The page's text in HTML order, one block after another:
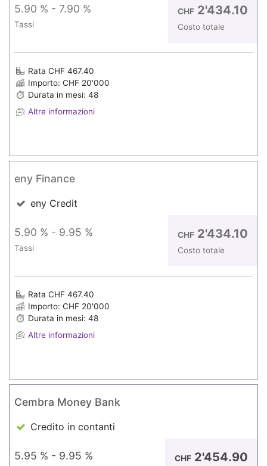
5.90 % - 7.90 %
Tassi
CHF 2'434.10
Costo totale
Rata CHF 467.40
Importo: CHF 20'000
Durata in mesi: 48
Altre informazioni
eny Finance
eny Credit
5.90 % - 9.95 %
Tassi
CHF 2'434.10
Costo totale
Rata CHF 467.40
Importo: CHF 20'000
Durata in mesi: 48
Altre informazioni
Cembra Money Bank
Credito in contanti
5.95 % - 9.95 % CHF 2'454.90